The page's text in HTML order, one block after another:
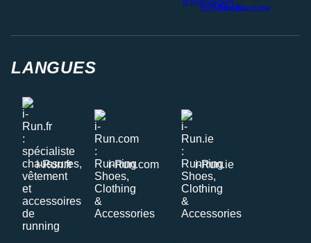
LANGUES
i-Run.fr i-Run.com i-Run.ie